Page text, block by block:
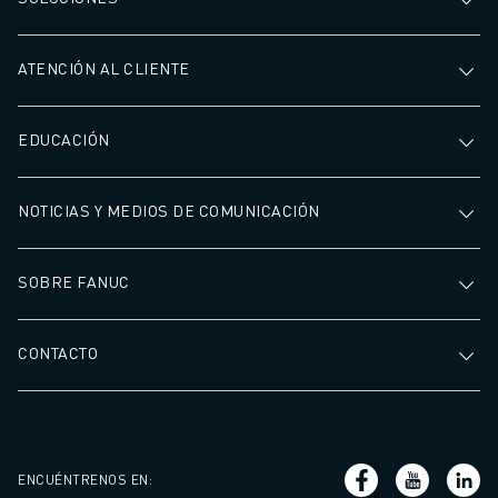
ATENCIÓN AL CLIENTE
EDUCACIÓN
NOTICIAS Y MEDIOS DE COMUNICACIÓN
SOBRE FANUC
CONTACTO
ENCUÉNTRENOS EN :